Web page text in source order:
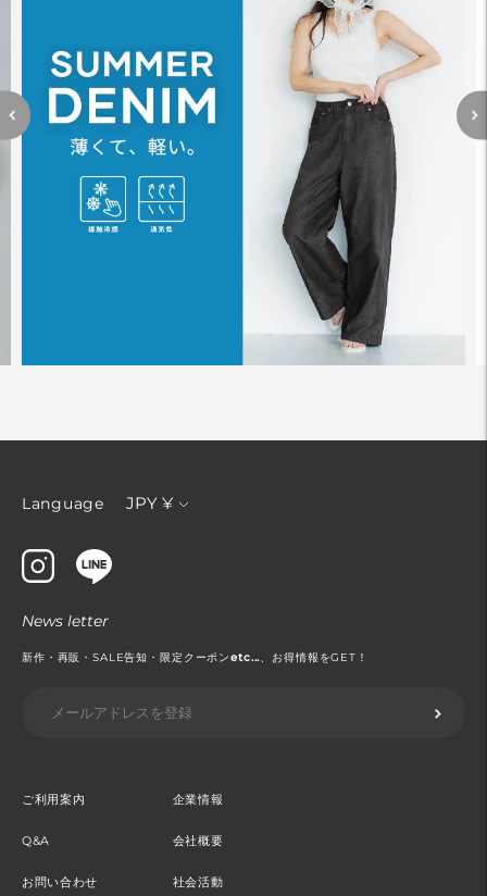
Language
通
JPY ¥
ご利用案内
Q&A
お問い合わせ
企業情報
会社概要
社会活動
News letter
新作・再販・SALE告知・限定クーポンetc...、お得情報をGET！